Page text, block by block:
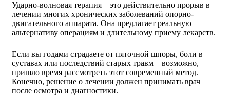
Ударно-волновая терапия – это действительно прорыв в
лечении многих хронических заболеваний опорно-
двигательного аппарата. Она предлагает реальную
альтернативу операциям и длительному приему лекарств.
Если вы годами страдаете от пяточной шпоры, боли в
суставах или последствий старых травм – возможно,
пришло время рассмотреть этот современный метод.
Конечно, решение о лечении должен принимать врач
после осмотра и диагностики.